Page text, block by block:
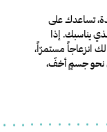
تساعدك على
يناسبك. إذا
انزعاجاً مستمرّاً،
نحو جسمٍ أخفّ،